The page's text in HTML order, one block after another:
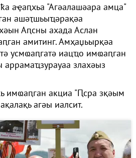
аҿаԥхьа "Агәалашәара амца"
ашәҭшьыҵәрақәа
Аԥсны ахада Аслан
амитинг. Амҳаџьырқәа
усмҩаԥгатә иацҵо имҩаԥган
злахәыз
имҩаԥган акциа "Ԥсра зқәым
агәы иалсит.